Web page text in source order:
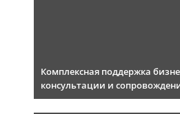
Комплексная поддержка
консультации и